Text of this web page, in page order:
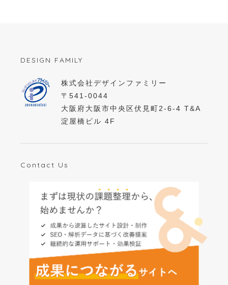
DESIGN FAMILY
株式会社デザインファミリー
〒541-0044
大阪府大阪市中央区伏見町2-6-4 T&A
淀屋橋ビル 4F
Contact Us